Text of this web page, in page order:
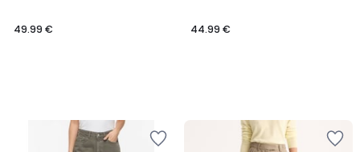
49.99 € 44.99 €